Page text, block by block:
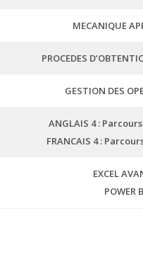
MECANIQUE
PROCEDES
GESTION DES
ANGLAIS 4 :
FRANCAIS 4 :
EXCEL
POWER